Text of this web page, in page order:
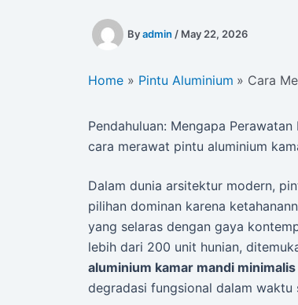
Byadmin / May 22, 2026
Home Pintu Aluminium Cara
Pendahuluan: Mengapa
cara merawat pintu aluminium
Dalam dunia arsitektur modern,
pilihan dominan karena
yang selaras dengan gaya
lebih dari 200 unit hunian,
aluminium kamar mandi minimalis
degradasi fungsional dalam waktu